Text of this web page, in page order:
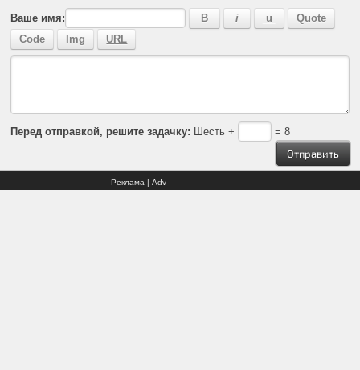
Ваше имя:
Перед отправкой, решите задачку: Шесть + = 8
Реклама | Adv